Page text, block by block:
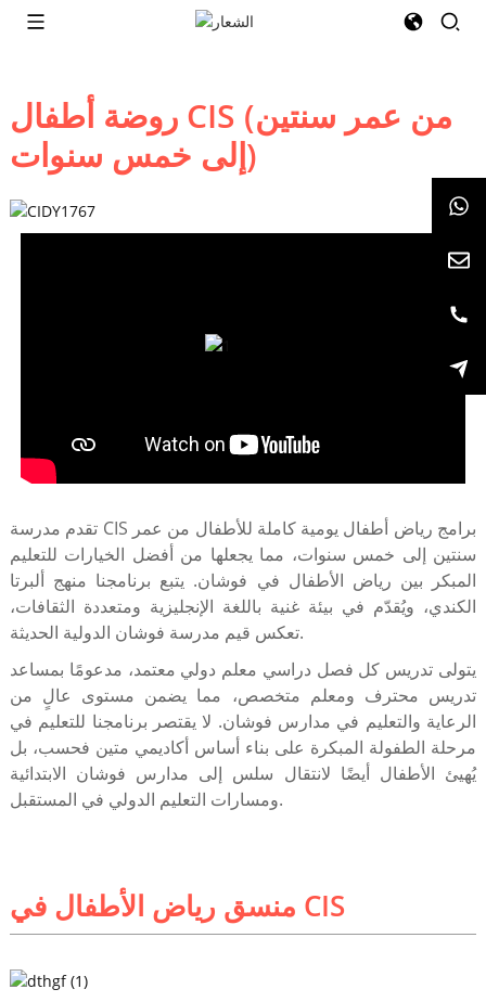
روضة أطفال CIS (من عمر سنتين
إلى خمس سنوات)
تقدم مدرسة CIS برامج رياض أطفال يومية كاملة للأطفال من عمر
سنتين إلى خمس سنوات، مما يجعلها من أفضل الخيارات للتعليم
المبكر بين رياض الأطفال في فوشان. يتبع برنامجنا منهج ألبرتا
الكندي، ويُقدّم في بيئة غنية باللغة الإنجليزية ومتعددة الثقافات،
تعكس قيم مدرسة فوشان الدولية الحديثة.
يتولى تدريس كل فصل دراسي معلم دولي معتمد، مدعومًا بمساعد
تدريس محترف ومعلم متخصص، مما يضمن مستوى عالٍ من
الرعاية والتعليم في مدارس فوشان. لا يقتصر برنامجنا للتعليم في
مرحلة الطفولة المبكرة على بناء أساس أكاديمي متين فحسب، بل
يُهيئ الأطفال أيضًا لانتقال سلس إلى مدارس فوشان الابتدائية
ومسارات التعليم الدولي في المستقبل.
منسق رياض الأطفال في CIS